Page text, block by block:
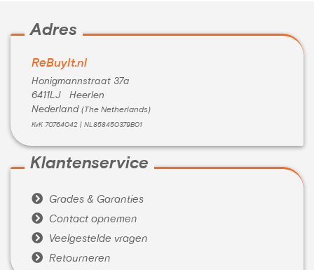
Adres
ReBuyIt.nl
Honigmannstraat 37a
6411LJ Heerlen
Nederland (The Netherlands)
KvK 70764042 | NL858450379B01
Klantenservice
 Grades & Garanties
 Contact opnemen
 Veelgestelde vragen
 Retourneren